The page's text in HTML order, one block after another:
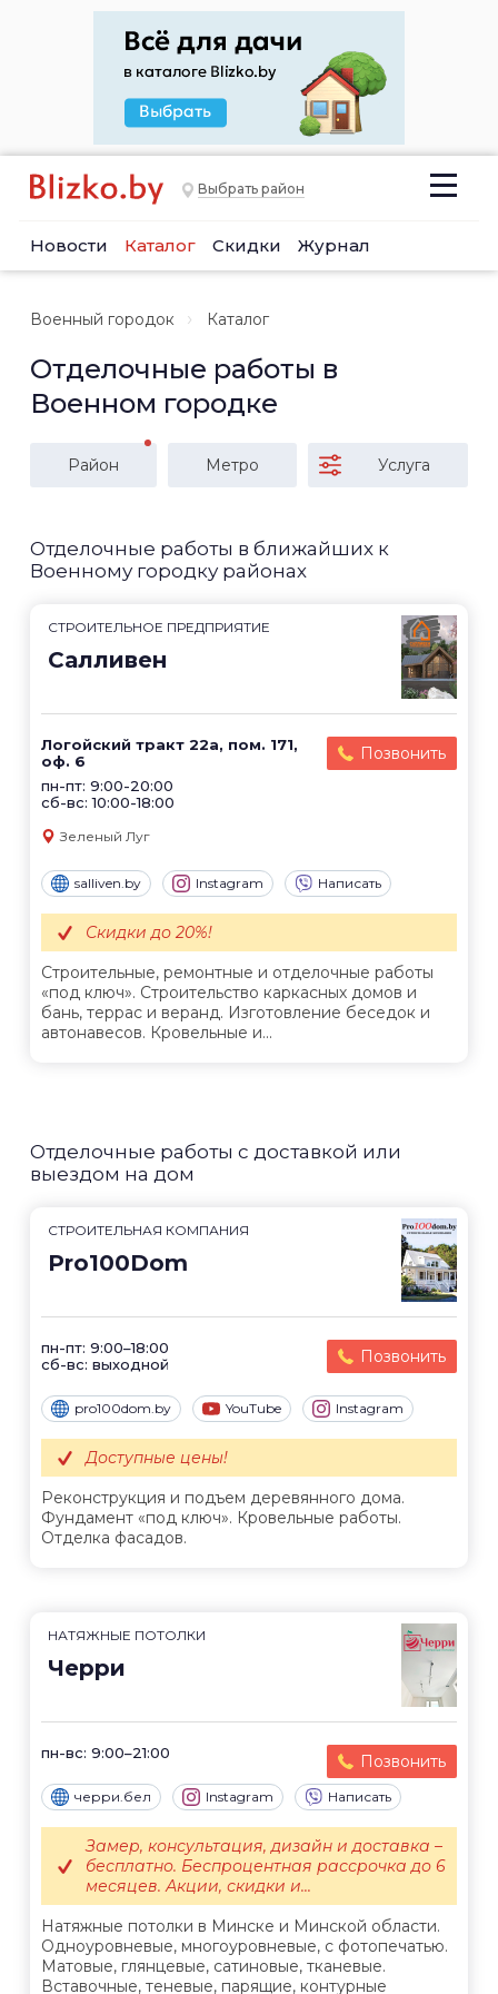
Выбрать район
Новости Каталог Скидки Журнал
Военный городок Каталог
Отделочные работы в
Военном городке
Район Метро Услуга
Отделочные работы в ближайших к
Военному городку районах
СТРОИТЕЛЬНОЕ ПРЕДПРИЯТИЕ
Салливен
Логойский тракт 22а, пом. 171,
оф. 6
пн-пт: 9:00-20:00
сб-вс: 10:00-18:00
Позвонить
Зеленый Луг
salliven.by Instagram Написать
Строительные, ремонтные и отделочные работы
«под ключ». Строительство каркасных домов и
бань, террас и веранд. Изготовление беседок и
автонавесов. Кровельные и...
Скидки до 20%!
Отделочные работы с доставкой или
выездом на дом
СТРОИТЕЛЬНАЯ КОМПАНИЯ
Pro100Dom
пн-пт: 9:00–18:00
сб-вс: выходной
Позвонить
pro100dom.by YouTube Instagram
Реконструкция и подъем деревянного дома.
Фундамент «под ключ». Кровельные работы.
Отделка фасадов.
Доступные цены!
НАТЯЖНЫЕ ПОТОЛКИ
Черри
пн-вс: 9:00–21:00 Позвонить
черри.бел Instagram Написать
Натяжные потолки в Минске и Минской области.
Одноуровневые, многоуровневые, с фотопечатью.
Матовые, глянцевые, сатиновые, тканевые.
Вставочные, теневые, парящие, контурные
Замер, консультация, дизайн и доставка –
бесплатно. Беспроцентная рассрочка до 6
месяцев. Акции, скидки и...